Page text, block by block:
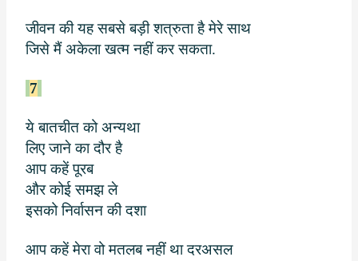
जीवन की यह सबसे बड़ी शत्रुता है मेरे साथ
जिसे मैं अकेला खत्म नहीं कर सकता.
7
ये बातचीत को अन्यथा
लिए जाने का दौर है
आप कहें पूरब
और कोई समझ ले
इसको निर्वासन की दशा
आप कहें मेरा वो मतलब नहीं था दरअसल